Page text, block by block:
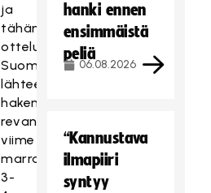
ja
tähän
otteluun
Suomi
lähtee
hakemaan
revanssia
viime
marraskuun
3-
hanki ennen
ensimmäistä
peliä
06.08.2026
“Kannustava
ilmapiiri
syntyy